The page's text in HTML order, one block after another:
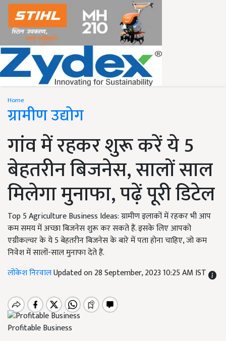
Home
ग्रामीण उद्योग
गांव में रहकर शुरू करें ये 5
बेहतरीन बिजनेस, सालों साल
मिलेगा मुनाफा, पढ़ें पूरी डिटेल
Top 5 Agriculture Business Ideas: ग्रामीण इलाकों में रहकर भी आप
कम समय में अच्छा बिजनेस शुरू कर सकते हैं. इसके लिए आपको
एग्रीकल्चर के ये 5 बेहतरीन बिजनेस के बारे में पता होना चाहिए, जो कम
निवेश में सालों-साल मुनाफा देते हैं.
लोकेश निरवालUpdated on 28 September, 2023 10:25 AM IST
Profitable Business